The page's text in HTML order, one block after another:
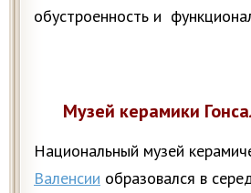
обустроенность и
Музей керамики
Национальный музей
Валенсии образовался в